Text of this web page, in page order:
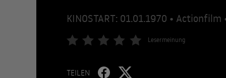
KINOSTART: 01.01.1970 • Actionfilm
Lesermeinung
TEILEN